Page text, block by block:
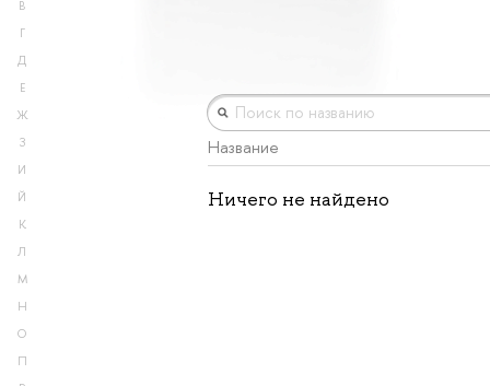
В
Г
Д
Е
Ж
З
И
Й
К
Л
М
Н
О
П
Название
Ничего не найдено